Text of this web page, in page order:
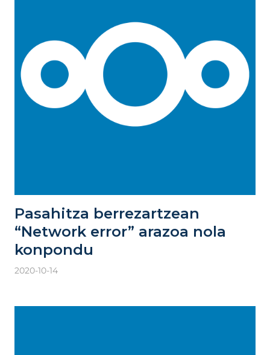
Pasahitza berrezartzean
“Network error” arazoa nola
konpondu
2020-10-14